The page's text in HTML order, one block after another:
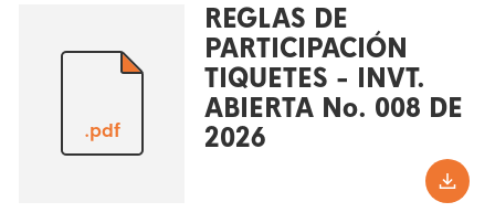
.pdf
REGLAS DE
PARTICIPACIÓN
TIQUETES - INVT.
ABIERTA No. 008 DE
2026